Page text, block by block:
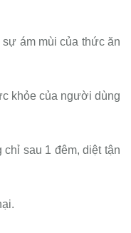
ám mùi của thức ăn
khỏe của người dùng
chỉ sau 1 đêm, diệt tận